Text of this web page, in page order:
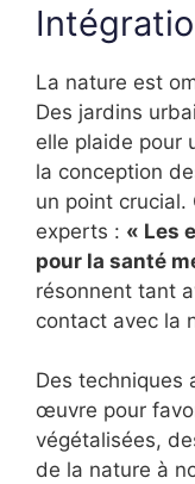
La nature est
Des jardins
elle plaide pour
la conception
un point crucial.
experts : « Les
pour la santé
résonnent tant
contact avec la
Des techniques
œuvre pour
végétalisées,
de la nature à